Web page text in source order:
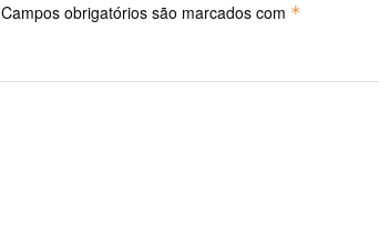
Campos obrigatórios são marcados com *